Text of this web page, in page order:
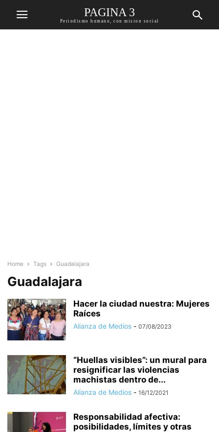
PAGINA 3
Periodismo humano, con mision social
Home Tags Guadalajara
Guadalajara
Hacer la ciudad nuestra: Mujeres
Raíces
Alianza de Medios - 07/08/2023
“Huellas visibles”: un mural para
resignificar las violencias
machistas dentro de...
Alianza de Medios - 16/12/2021
Responsabilidad afectiva:
posibilidades, límites y otras